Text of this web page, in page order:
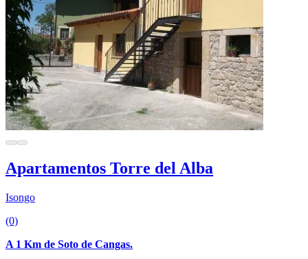
Apartamentos Torre del Alba
Isongo
(0)
A 1 Km de Soto de Cangas.